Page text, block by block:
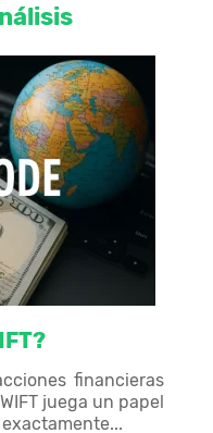
financieras
juega un papel